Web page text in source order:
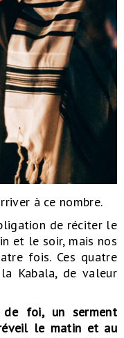
à ce nombre.
de réciter le
et le soir, mais nos
fois. Ces quatre
Kabala, de valeur
foi, un serment
le matin et au